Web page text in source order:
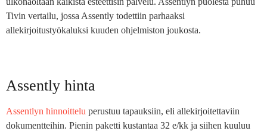
Tivin vertailu, jossa Assently todettiin parhaaksi
allekirjoitustyökaluksi kuuden ohjelmiston joukosta.
Assently hinta
Assentlyn hinnoittelu perustuu tapauksiin, eli allekirjoitettaviin
dokumentteihin. Pienin paketti kustantaa 32 e/kk ja siihen kuuluu